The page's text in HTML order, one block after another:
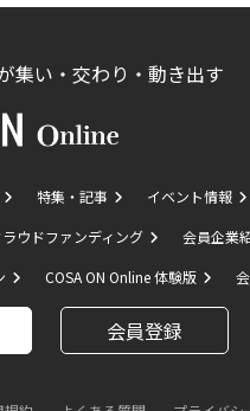
集い・交わり・動き出す
特集・記事
イベント情報
ラウドファンディング
会員企業
COSA ON Online 体験版
会員登録